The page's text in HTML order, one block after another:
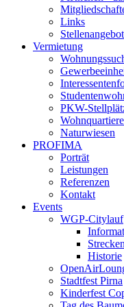
Links
Vermietung
PKW-
Naturwiesen
PROFIMA
Porträt
Leistungen
Referenzen
Kontakt
Events
WGP-Citylauf
Historie
Stadtfest Pirna
Kinderfest